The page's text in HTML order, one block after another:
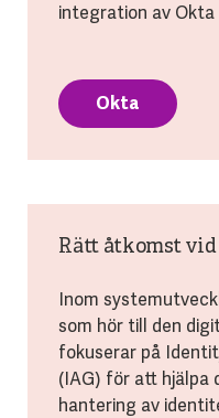
integration av Okta
Okta
Rätt åtkomst
Inom
som hör till den
fokuserar på
(IAG) för att hjälpa
hantering av